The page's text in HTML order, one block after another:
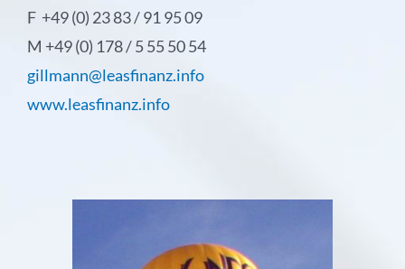
F +49 (0) 23 83 / 91 95 09
M +49 (0) 178 / 5 55 50 54
gillmann@leasfinanz.info
www.leasfinanz.info